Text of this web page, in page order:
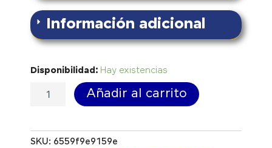
Información adicional
Disponibilidad: Hay existencias
Cabezal
Añadir al carrito
SKU: 6559f9e9159e